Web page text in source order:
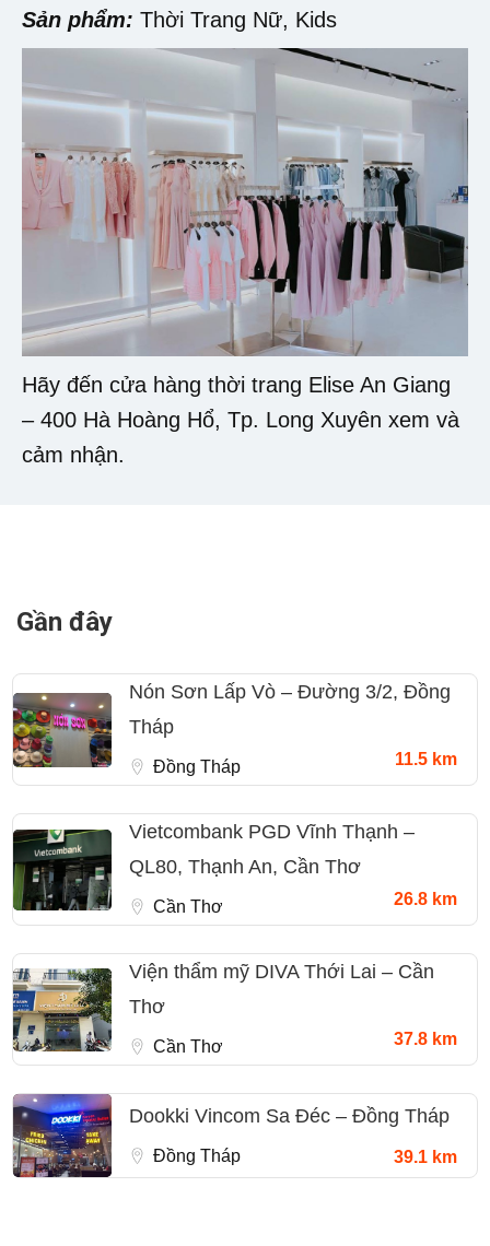
Sản phẩm: Thời Trang Nữ, Kids
Hãy đến cửa hàng thời trang Elise An Giang
– 400 Hà Hoàng Hổ, Tp. Long Xuyên xem và
cảm nhận.
Gần đây
Nón Sơn Lấp Vò – Đường 3/2, Đồng
Tháp
Đồng Tháp 11.5 km
Vietcombank PGD Vĩnh Thạnh –
QL80, Thạnh An, Cần Thơ
Cần Thơ 26.8 km
Viện thẩm mỹ DIVA Thới Lai – Cần
Thơ
Cần Thơ 37.8 km
Dookki Vincom Sa Đéc – Đồng Tháp
Đồng Tháp 39.1 km